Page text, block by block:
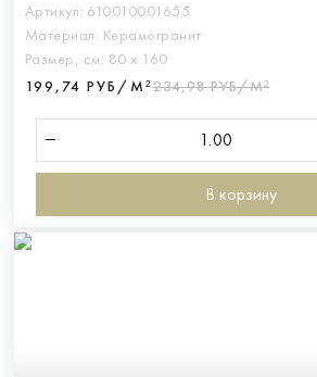
Артикул: 610010001655
Материал: Керамогранит
Размер, см: 80 х 160
199,74 РУБ/М²234,98 РУБ/М²
В корзину